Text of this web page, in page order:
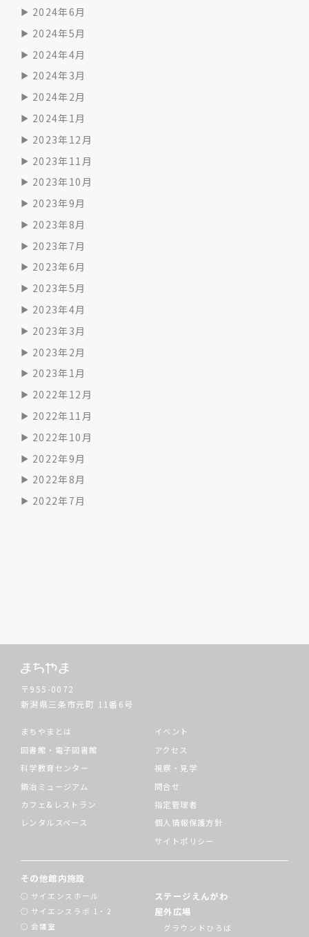
2024年6月
2024年5月
2024年4月
2024年3月
2024年2月
2024年1月
2023年12月
2023年11月
2023年10月
2023年9月
2023年8月
2023年7月
2023年6月
2023年5月
2023年4月
2023年3月
2023年2月
2023年1月
2022年12月
2022年11月
2022年10月
2022年9月
2022年8月
2022年7月
〒955-0072
新潟県三条市元町 11番6号
まちやまとは
図書館・電子図書館
科学教育センター
鍛冶ミュージアム
カフェ&レストラン
レンタルスペース
イベント
アクセス
視察・見学
問合せ
指定管理者
個人情報保護方針
サイトポリシー
その他館内施設
サイエンスホール
サイエンスラボ 1・2
会議室
ステージえんがわ
屋外広場
グラウンドひろば